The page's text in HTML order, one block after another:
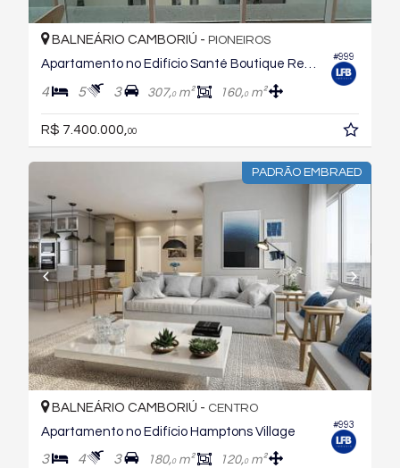
#999
BALNEÁRIO CAMBORIÚ - PIONEIROS
Apartamento no Edifício Santé Boutique Residence
4 5 3 307,0m² 160,0m²
R$ 7.400.000,00
PADRÃO EMBRAED
#993
BALNEÁRIO CAMBORIÚ - CENTRO
Apartamento no Edifício Hamptons Village
3 4 3 180,0m² 120,0m²